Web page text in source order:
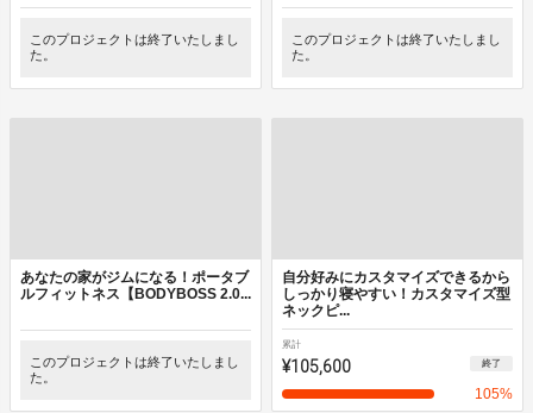
このプロジェクトは終了いたしまし
た。
このプロジェクトは終了いたしまし
た。
あなたの家がジムになる！ポータブ
ルフィットネス【BODYBOSS 2.0...
このプロジェクトは終了いたしまし
た。
自分好みにカスタマイズできるから
しっかり寝やすい！カスタマイズ型
ネックピ...
累計
¥105,600 終了
105%